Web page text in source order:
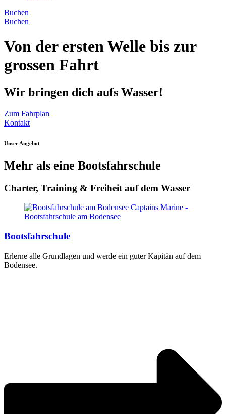
Buchen
Buchen
Von der ersten Welle bis zur
grossen Fahrt
Wir bringen dich aufs Wasser!
Zum Fahrplan
Kontakt
Unser Angebot
Mehr als eine Bootsfahrschule
Charter, Training & Freiheit auf dem Wasser
Bootsfahrschule
Erlerne alle Grundlagen und werde ein guter Kapitän auf dem
Bodensee.